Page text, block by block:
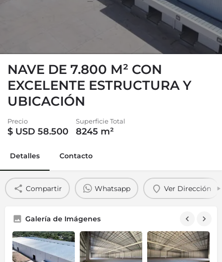
NAVE DE 7.800 M² CON
EXCELENTE ESTRUCTURA Y
UBICACIÓN
Precio
$ USD 58.500
Superficie Total
8245 m²
Detalles Contacto
Compartir Whatsapp Ver Dirección
Galería de Imágenes